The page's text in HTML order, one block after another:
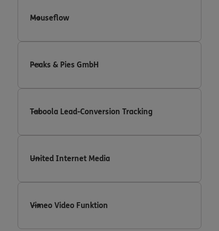
Mouseflow
Peaks & Pies GmbH
Taboola Lead-Conversion Tracking
United Internet Media
Vimeo Video Funktion